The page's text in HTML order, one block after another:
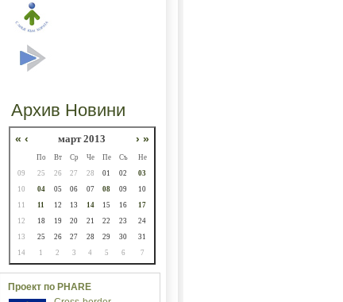
Архив Новини
« ‹ март 2013 › »
По Вт Ср Че Пе Съ
Не
09
25 26 27 28 01 02
03
10
04 05 06 07 08 09
10
11
11 12 13 14 15 16
17
12
18 19 20 21 22 23
24
13
25 26 27 28 29 30
31
14
1 2 3 4 5 6 7
Проект по PHARE